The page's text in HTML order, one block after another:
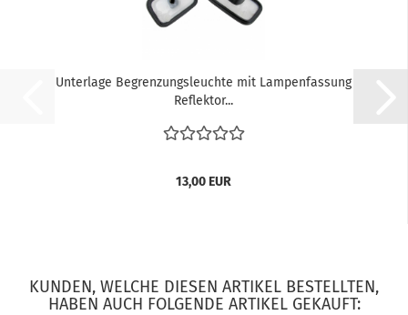
Unterlage Begrenzungsleuchte mit Lampenfassung
Reflektor...
13,00 EUR
KUNDEN, WELCHE DIESEN ARTIKEL BESTELLTEN,
HABEN AUCH FOLGENDE ARTIKEL GEKAUFT: